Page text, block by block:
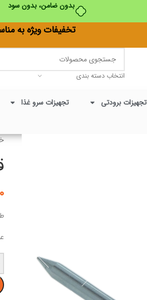
بدون ضامن، بدون سود
تخفیفات ویژه به
انتخاب دسته بندی
تجهیزات برودتی تجهیزات سرو غذا